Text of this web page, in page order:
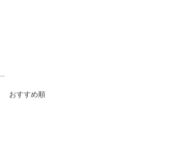
おすすめ順